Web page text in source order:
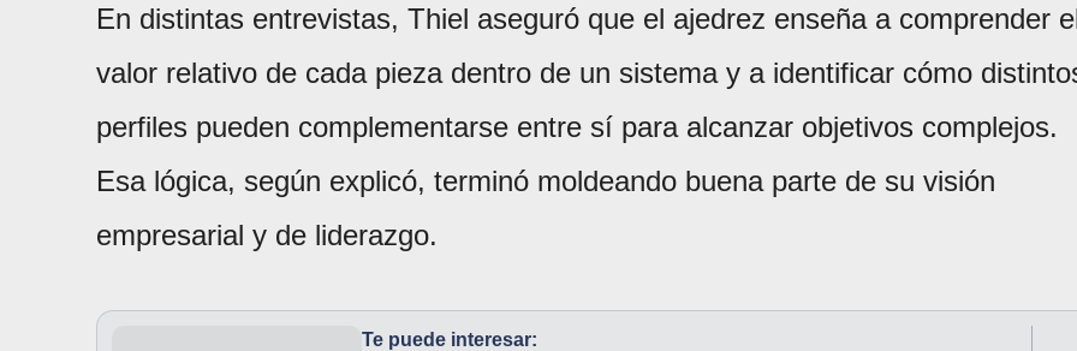
En distintas entrevistas, Thiel aseguró que el ajedrez enseña a comprender
valor relativo de cada pieza dentro de un sistema y a identificar cómo
perfiles pueden complementarse entre sí para alcanzar objetivos complejos.
Esa lógica, según explicó, terminó moldeando buena parte de su visión
empresarial y de liderazgo.
Te puede interesar: